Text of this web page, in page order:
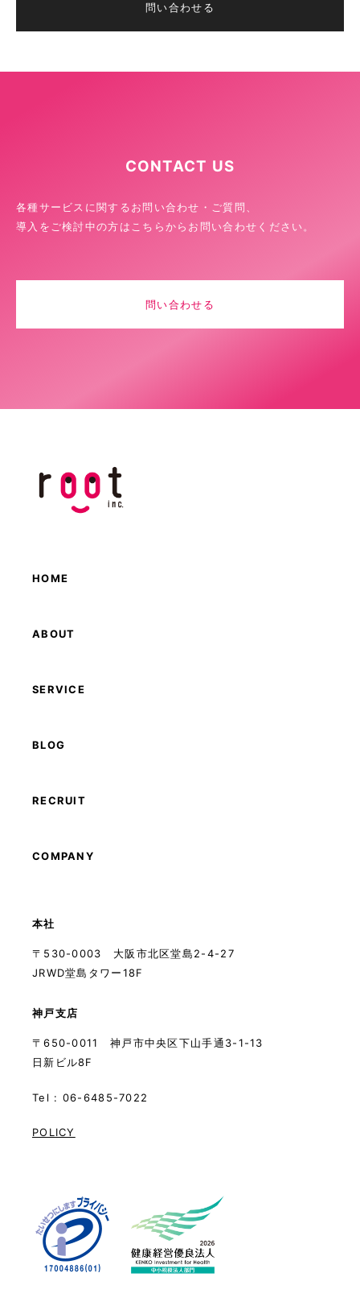
問い合わせる
CONTACT US
各種サービスに関するお問い合わせ・ご質問、
導入をご検討中の方はこちらからお問い合わせください。
問い合わせる
HOME
ABOUT
SERVICE
BLOG
RECRUIT
COMPANY
本社
〒530-0003 大阪市北区堂島2-4-27
JRWD堂島タワー18F
神戸支店
〒650-0011 神戸市中央区下山手通3-1-13
日新ビル8F
Tel : 06-6485-7022
POLICY